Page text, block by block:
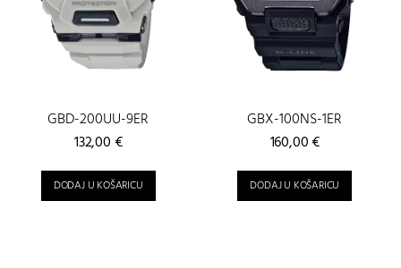
GBD-200UU-9ER
132,00€
DODAJ U KOŠARICU
GBX-100NS-1ER
160,00€
DODAJ U KOŠARICU